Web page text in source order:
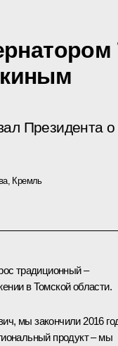
Президента о
Кремль
традиционный –
в Томской области.
мы закончили 2016
продукт – мы